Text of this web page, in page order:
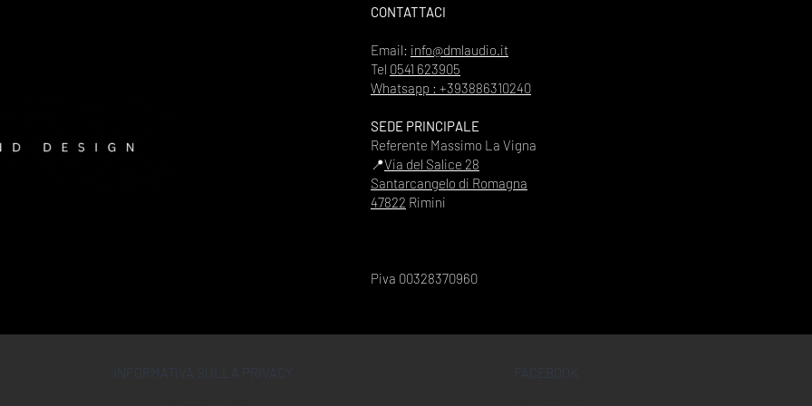
CONTATTACI
Email: info@dmlaudio.it
Tel 0541 623905
Whatsapp : +393886310240
SEDE PRINCIPALE
Referente Massimo La Vigna
📍Via del Salice 28
Santarcangelo di Romagna
47822 Rimini
Piva 00328370960
INFORMATIVA SULLA PRIVACY
FACEBOOK